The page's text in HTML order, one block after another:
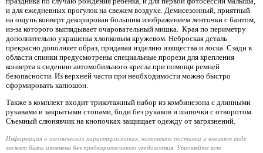
и для ежедневных прогулок на свежем воздухе. Демисезонный, приятный
на ощупь конверт декорирован большим изображением ленточки с бантом,
из-за которого выглядывает очаровательный мишка. Края по периметру
дополнительно украшены хлопковым кружевом. Неброская деталь
прекрасно дополняет образ, придавая изделию изящества и лоска. Сзади в
области спинки предусмотрены специальные прорези для крепления
конверта к сидению автомобильного кресла при помощи ремней
безопасности. Из верхней части при необходимости можно быстро
сформировать капюшон.
Также в комплект входит трикотажный набор из комбинезона с длинными
рукавами и закрытыми стопами, боди без рукавов и шапочки с отворотом.
Съемный слюнявчик на кнопочках защищает одежду от загрязнений.
Информация о технических характеристиках, комплекте поставки и внешнем виде
может быть изменена без предварительного уведомления. Уточняйте всю